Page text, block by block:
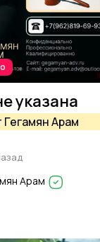
указана
Гегамян Арам
Арам